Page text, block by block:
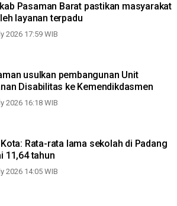
Pasaman Barat pastikan masyarakat
layanan terpadu
2026 17:59 WIB
usulkan pembangunan Unit
Disabilitas ke Kemendikdasmen
2026 16:18 WIB
Rata-rata lama sekolah di Padang
11,64 tahun
2026 14:05 WIB